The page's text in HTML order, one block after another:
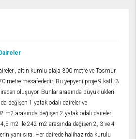
, altın kumlu plaja 300 metre ve Tosmur
metre mesafededir. Bu yepyeni proje 9 katlı 3
oluşuyor. Bunlar arasında büyüklükleri
değişen 1 yatak odalı daireler ve
m2 arasında değişen 2 yatak odalı daireler
m2 ile 242 m2 arasında değişen 2, 3 ve 4
yanı sıra. Her dairede halihazırda kurulu